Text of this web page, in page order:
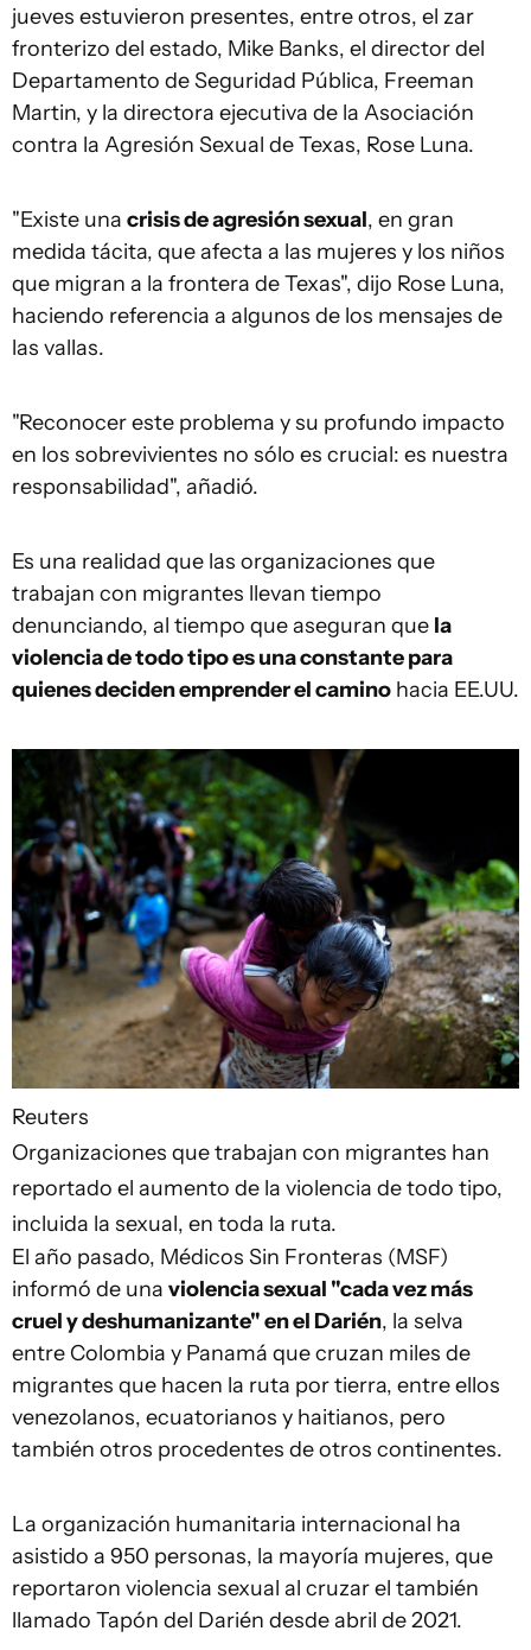
jueves estuvieron presentes, entre otros, el zar
fronterizo del estado, Mike Banks, el director del
Departamento de Seguridad Pública, Freeman
Martin, y la directora ejecutiva de la Asociación
contra la Agresión Sexual de Texas, Rose Luna.
"Existe una crisis de agresión sexual, en gran
medida tácita, que afecta a las mujeres y los niños
que migran a la frontera de Texas", dijo Rose Luna,
haciendo referencia a algunos de los mensajes de
las vallas.
"Reconocer este problema y su profundo impacto
en los sobrevivientes no sólo es crucial: es nuestra
responsabilidad", añadió.
Es una realidad que las organizaciones que
trabajan con migrantes llevan tiempo
denunciando, al tiempo que aseguran que la
violencia de todo tipo es una constante para
quienes deciden emprender el camino hacia EE.UU.
Reuters
Organizaciones que trabajan con migrantes han
reportado el aumento de la violencia de todo tipo,
incluida la sexual, en toda la ruta.
El año pasado, Médicos Sin Fronteras (MSF)
informó de una violencia sexual "cada vez más
cruel y deshumanizante" en el Darién, la selva
entre Colombia y Panamá que cruzan miles de
migrantes que hacen la ruta por tierra, entre ellos
venezolanos, ecuatorianos y haitianos, pero
también otros procedentes de otros continentes.
La organización humanitaria internacional ha
asistido a 950 personas, la mayoría mujeres, que
reportaron violencia sexual al cruzar el también
llamado Tapón del Darién desde abril de 2021.